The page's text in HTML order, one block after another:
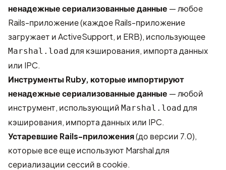
ненадежные сериализованные данные — любое
Rails-приложение (каждое Rails-приложение
загружает и ActiveSupport, и ERB), использующее
Marshal.load для кэширования, импорта данных
или IPC.
Инструменты Ruby, которые импортируют
ненадежные сериализованные данные — любой
инструмент, использующий Marshal.load для
кэширования, импорта данных или IPC.
Устаревшие Rails-приложения(до версии 7.0),
которые все еще используют Marshal для
сериализации сессий в cookie.